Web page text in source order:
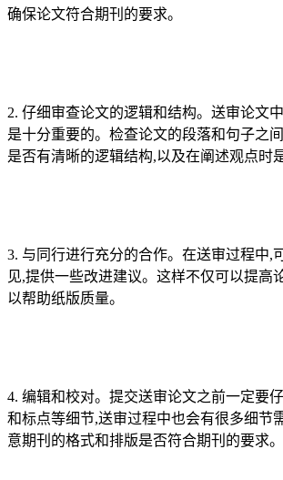
确保论文符合期刊的要求。
2. 仔细审查论文的逻辑和结构。送审论文
是十分重要的。检查论文的段落和句子之
是否有清晰的逻辑结构,以及在阐述观点时
3. 与同行进行充分的合作。在送审过程中,
见,提供一些改进建议。这样不仅可以提高
以帮助纸版质量。
4. 编辑和校对。提交送审论文之前一定要
和标点等细节,送审过程中也会有很多细节
意期刊的格式和排版是否符合期刊的要求。